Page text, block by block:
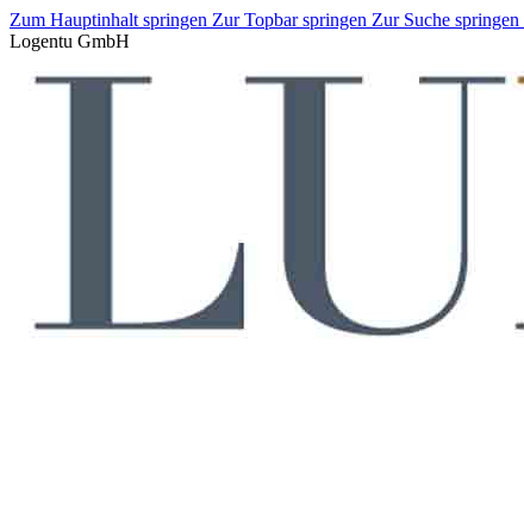
Zum Hauptinhalt springen Zur Topbar springen Zur Suche springen
Logentu GmbH